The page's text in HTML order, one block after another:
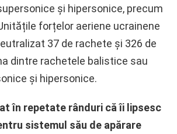
și hipersonice, precum
forțelor aeriene ucrainene
37 de rachete și 326 de
dintre rachetele balistice sau
și hipersonice.
în repetate rânduri că îi lipsesc
sistemul său de apărare